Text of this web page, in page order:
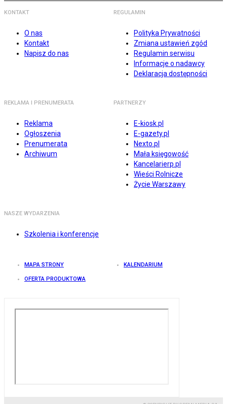
KONTAKT
O nas
Kontakt
Napisz do nas
REGULAMIN
Polityka Prywatności
Zmiana ustawień zgód
Regulamin serwisu
Informacje o nadawcy
Deklaracja dostępności
REKLAMA I PRENUMERATA
Reklama
Ogłoszenia
Prenumerata
Archiwum
PARTNERZY
E-kiosk.pl
E-gazety.pl
Nexto.pl
Mała księgowość
Kancelarierp.pl
Wieści Rolnicze
Życie Warszawy
NASZE WYDARZENIA
Szkolenia i konferencje
MAPA STRONY KALENDARIUM
OFERTA PRODUKTOWA